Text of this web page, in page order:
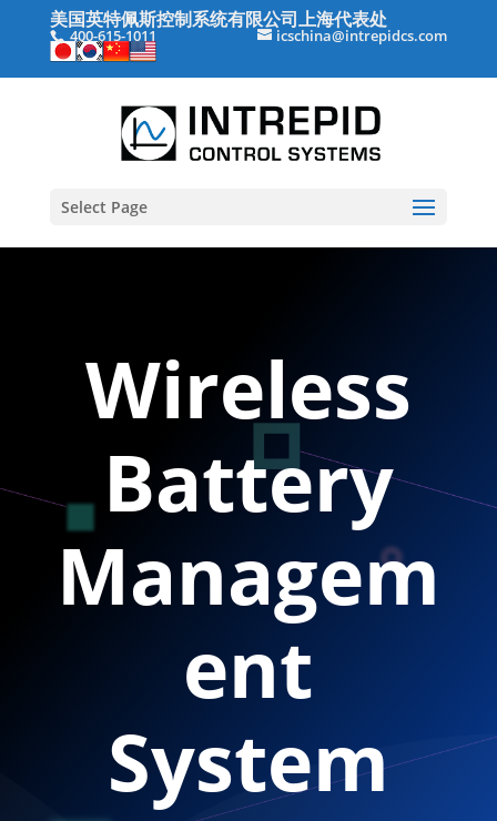
美国英特佩斯控制系统有限公司上海代表处
400-615-1011 icschina@intrepidcs.com
Select Page
Wireless
Battery
Managem
ent
System